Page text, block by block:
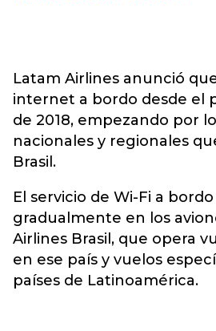
Latam Airlines anunció
internet a bordo desde el
de 2018, empezando por
nacionales y regionales
Brasil.
El servicio de Wi-Fi a
gradualmente en los
Airlines Brasil, que opera
en ese país y vuelos
países de Latinoamérica.